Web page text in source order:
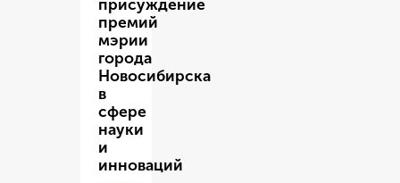
присуждение
премий
мэрии
города
Новосибирска
в
сфере
науки
и
инноваций